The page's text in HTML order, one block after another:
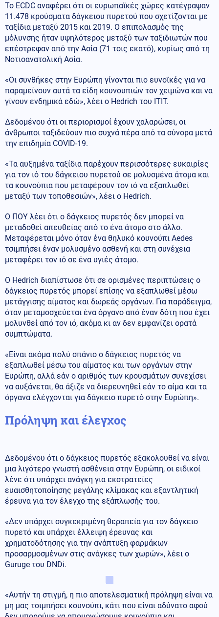
Το ECDC αναφέρει ότι οι ευρωπαϊκές χώρες κατέγραψαν
11.478 κρούσματα δάγκειου πυρετού που σχετίζονται με
ταξίδια μεταξύ 2015 και 2019. Ο επιπολασμός της
μόλυνσης ήταν υψηλότερος μεταξύ των ταξιδιωτών που
επέστρεφαν από την Ασία (71 τοις εκατό), κυρίως από τη
Νοτιοανατολική Ασία.
«Οι συνθήκες στην Ευρώπη γίνονται πιο ευνοϊκές για να
παραμείνουν αυτά τα είδη κουνουπιών τον χειμώνα και να
γίνουν ενδημικά εδώ», λέει ο Hedrich του ITIT.
Δεδομένου ότι οι περιορισμοί έχουν χαλαρώσει, οι
άνθρωποι ταξιδεύουν πιο συχνά πέρα ​​από τα σύνορα μετά
την επιδημία COVID-19.
«Τα αυξημένα ταξίδια παρέχουν περισσότερες ευκαιρίες
για τον ιό του δάγκειου πυρετού σε μολυσμένα άτομα και
τα κουνούπια που μεταφέρουν τον ιό να εξαπλωθεί
μεταξύ των τοποθεσιών», λέει ο Hedrich.
Ο ΠΟΥ λέει ότι ο δάγκειος πυρετός δεν μπορεί να
μεταδοθεί απευθείας από το ένα άτομο στο άλλο.
Μεταφέρεται μόνο όταν ένα θηλυκό κουνούπι Aedes
τσιμπήσει έναν μολυσμένο ασθενή και στη συνέχεια
μεταφέρει τον ιό σε ένα υγιές άτομο.
Ο Hedrich διαπίστωσε ότι σε ορισμένες περιπτώσεις ο
δάγκειος πυρετός μπορεί επίσης να εξαπλωθεί μέσω
μετάγγισης αίματος και δωρεάς οργάνων. Για παράδειγμα,
όταν μεταμοσχεύεται ένα όργανο από έναν δότη που έχει
μολυνθεί από τον ιό, ακόμα κι αν δεν εμφανίζει ορατά
συμπτώματα.
«Είναι ακόμα πολύ σπάνιο ο δάγκειος πυρετός να
εξαπλωθεί μέσω του αίματος και των οργάνων στην
Ευρώπη, αλλά εάν ο αριθμός των κρουσμάτων συνεχίσει
να αυξάνεται, θα άξιζε να διερευνηθεί εάν το αίμα και τα
όργανα ελέγχονται για δάγκειο πυρετό στην Ευρώπη».
Πρόληψη και έλεγχος
Δεδομένου ότι ο δάγκειος πυρετός εξακολουθεί να είναι
μια λιγότερο γνωστή ασθένεια στην Ευρώπη, οι ειδικοί
λένε ότι υπάρχει ανάγκη για εκστρατείες
ευαισθητοποίησης μεγάλης κλίμακας και εξαντλητική
έρευνα για τον έλεγχο της εξάπλωσής του.
«Δεν υπάρχει συγκεκριμένη θεραπεία για τον δάγκειο
πυρετό και υπάρχει έλλειψη έρευνας και
χρηματοδότησης για την ανάπτυξη φαρμάκων
προσαρμοσμένων στις ανάγκες των χωρών», λέει ο
Guruge του DNDi.
«Αυτήν τη στιγμή, η πιο αποτελεσματική πρόληψη είναι να
μη μας τσιμπήσει κουνούπι, κάτι που είναι αδύνατο αφού